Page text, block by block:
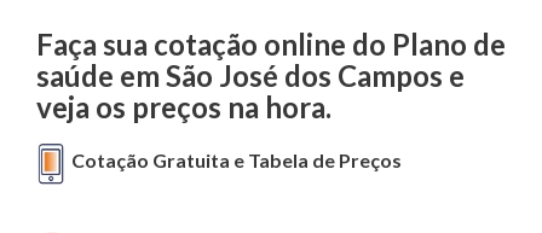
Faça sua cotação online do Plano de
saúde em São José dos Campos e
veja os preços na hora.
Cotação Gratuita e Tabela de Preços